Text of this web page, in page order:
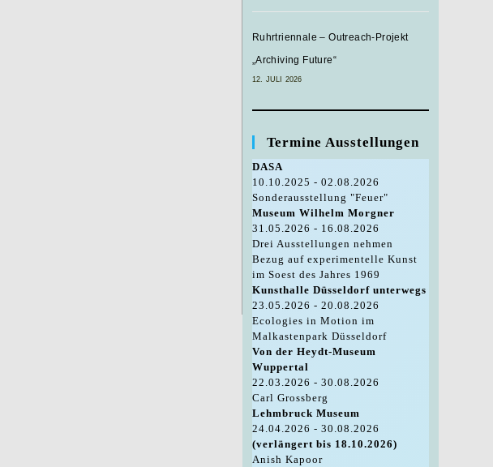
Ruhrtriennale – Outreach-Projekt
„Archiving Future“
12. JULI 2026
Termine Ausstellungen
DASA
10.10.2025 - 02.08.2026
Sonderausstellung "Feuer"
Museum Wilhelm Morgner
31.05.2026 - 16.08.2026
Drei Ausstellungen nehmen
Bezug auf experimentelle Kunst
im Soest des Jahres 1969
Kunsthalle Düsseldorf unterwegs
23.05.2026 - 20.08.2026
Ecologies in Motion im
Malkastenpark Düsseldorf
Von der Heydt-Museum
Wuppertal
22.03.2026 - 30.08.2026
Carl Grossberg
Lehmbruck Museum
24.04.2026 - 30.08.2026
(verlängert bis 18.10.2026)
Anish Kapoor